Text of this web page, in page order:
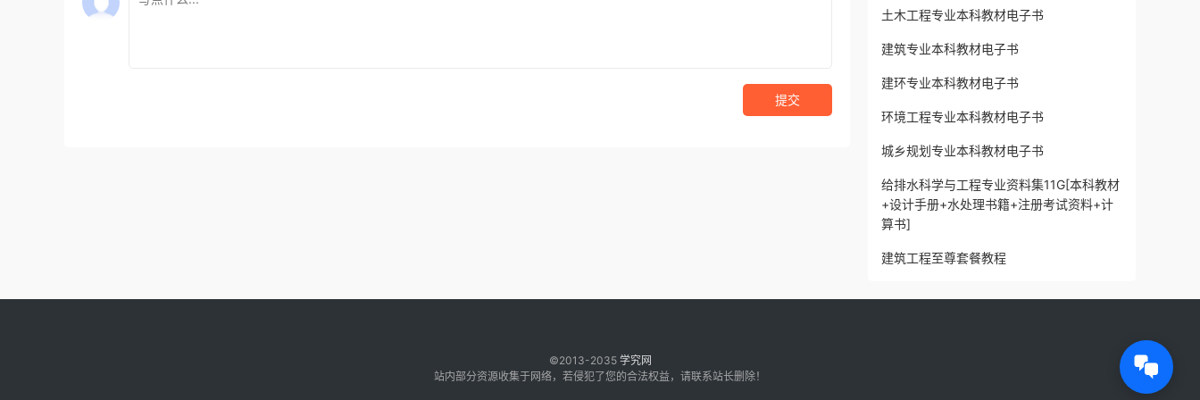
提交
土木工程专业本科教材电子书
建筑专业本科教材电子书
建环专业本科教材电子书
环境工程专业本科教材电子书
城乡规划专业本科教材电子书
给排水科学与工程专业资料集11G[本科教材
+设计手册+水处理书籍+注册考试资料+计
算书]
建筑工程至尊套餐教程
©2013-2035 学究网
站内部分资源收集于网络，若侵犯了您的合法权益，请联系站长删除！